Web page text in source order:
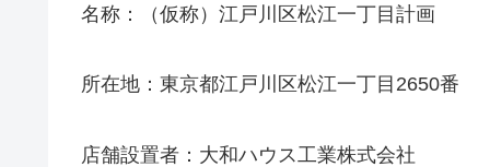
名称：（仮称）江戸川区松江一丁目計画
所在地：東京都江戸川区松江一丁目2650番
店舗設置者：大和ハウス工業株式会社